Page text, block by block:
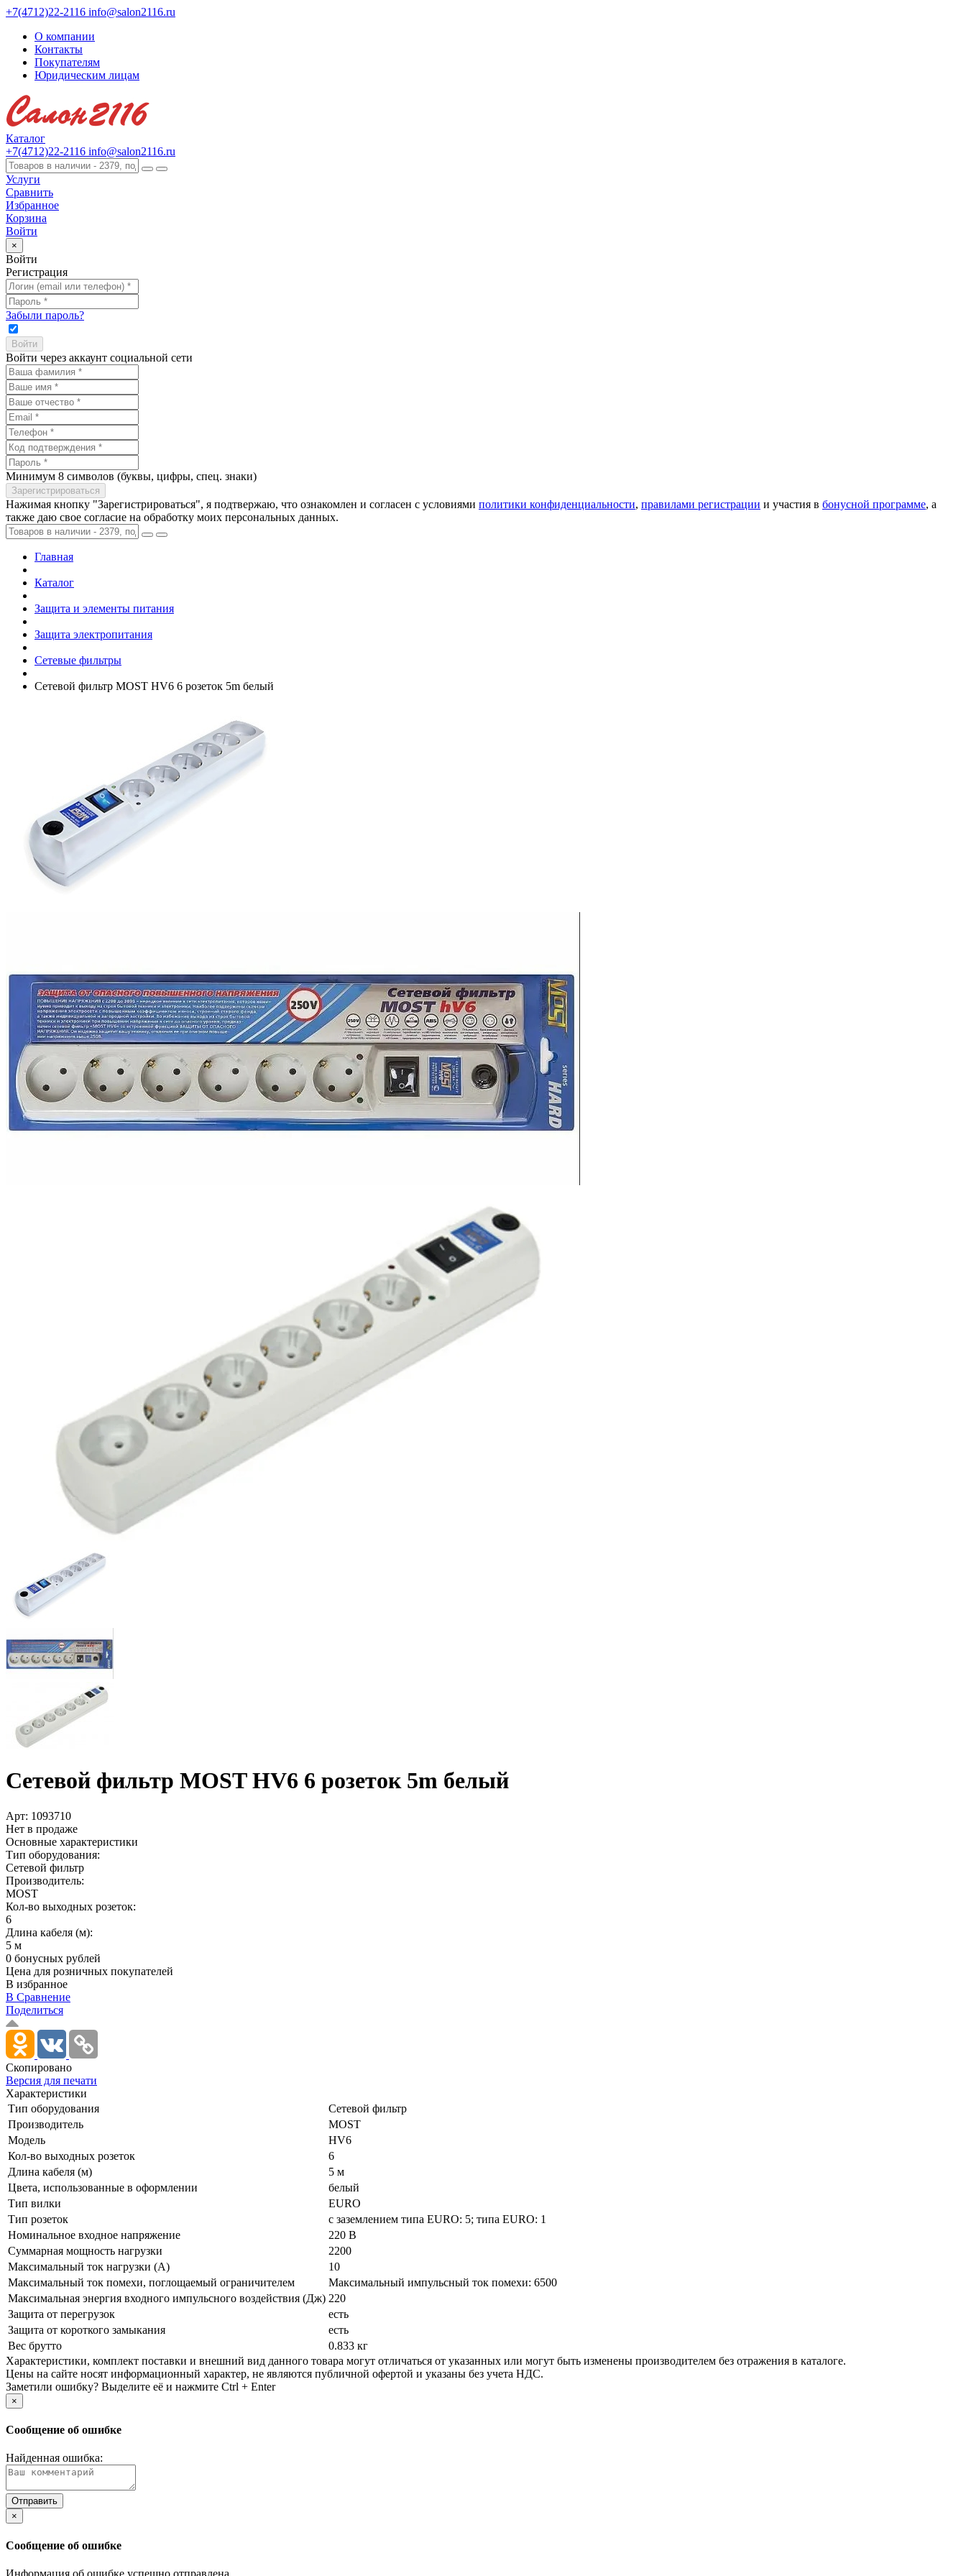
+7(4712)22-2116 info@salon2116.ru
О компании
Контакты
Покупателям
Юридическим лицам
Каталог
+7(4712)22-2116 info@salon2116.ru
Услуги
Сравнить
Избранное
Корзина
Войти
×
Войти
Регистрация
Забыли пароль?
Войти через аккаунт социальной сети
Минимум 8 символов (буквы, цифры, спец. знаки)
Нажимая кнопку "Зарегистрироваться", я подтвержаю, что ознакомлен и согласен с условиями политики конфиденциальности, правилами регистрации и участия в бонусной программе, а
также даю свое согласие на обработку моих персональных данных.
Главная
Каталог
Защита и элементы питания
Защита электропитания
Сетевые фильтры
Сетевой фильтр MOST HV6 6 розеток 5m белый
Сетевой фильтр MOST HV6 6 розеток 5m белый
Арт: 1093710
Нет в продаже
Основные характеристики
Тип оборудования:
Сетевой фильтр
Производитель:
MOST
Кол-во выходных розеток:
6
Длина кабеля (м):
5 м
0 бонусных рублей
Цена для розничных покупателей
В избранное
В Сравнение
Поделиться
Скопировано
Версия для печати
Характеристики
Тип оборудования
Сетевой фильтр
Производитель
MOST
Модель
HV6
Кол-во выходных розеток
6
Длина кабеля (м)
5 м
Цвета, использованные в оформлении
белый
Тип вилки
EURO
Тип розеток
с заземлением типа EURO: 5; типа EURO: 1
Номинальное входное напряжение
220 В
Суммарная мощность нагрузки
2200
Максимальный ток нагрузки (А)
10
Максимальный ток помехи, поглощаемый ограничителем
Максимальный импульсный ток помехи: 6500
Максимальная энергия входного импульсного воздействия (Дж) 220
Защита от перегрузок
есть
Защита от короткого замыкания
есть
Вес брутто
0.833 кг
Xарактеристики, комплект поставки и внешний вид данного товара могут отличаться от указанных или могут быть изменены производителем без отражения в каталоге.
Цены на сайте носят информационный характер, не являются публичной офертой и указаны без учета НДС.
Заметили ошибку? Выделите её и нажмите Ctrl + Enter
×
Сообщение об ошибке
Найденная ошибка:
×
Сообщение об ошибке
Информация об ошибке успешно отправлена